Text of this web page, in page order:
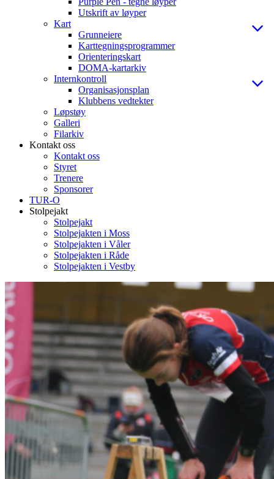
Utskrift av løyper
Kart
Grunneiere
Karttegningsprogrammer
Orienteringskart
DOMA-kartarkiv
Internkontroll
Organisasjonsplan
Klubbens vedtekter
Løpstøy
Galleri
Filarkiv
Kontakt oss
Kontakt oss
Styret
Trenere
Sponsorer
TUR-O
Stolpejakt
Stolpejakt
Stolpejakten i Moss
Stolpejakten i Våler
Stolpejakten i Råde
Stolpejakten i Vestby